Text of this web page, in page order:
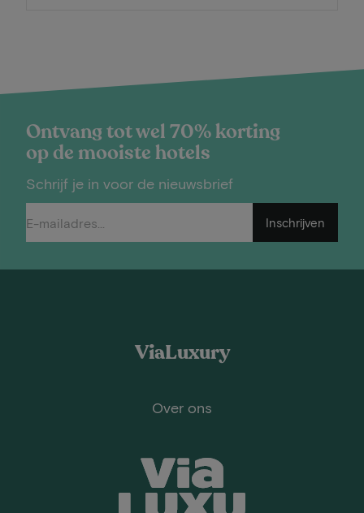
Ontvang tot wel 70% korting
op de mooiste hotels
Schrijf je in voor de nieuwsbrief
Inschrijven
ViaLuxury
Over ons